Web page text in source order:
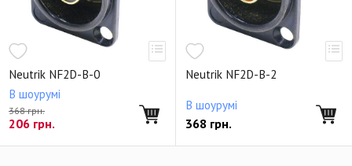
Neutrik NF2D-B-0
В шоурумі
368 грн.
206 грн.
Neutrik NF2D-B-2
В шоурумі
368 грн.